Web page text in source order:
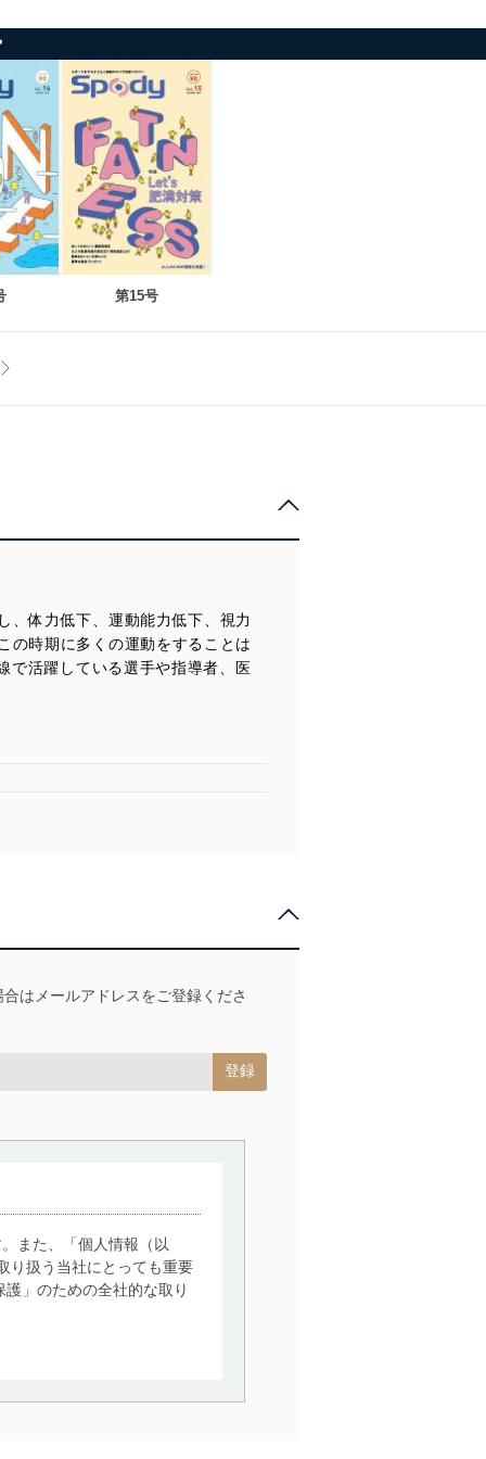
第15号
、体力低下、運動能力低下、視力
の時期に多くの運動をすることは
で活躍している選手や指導者、医
はメールアドレスをご登録くださ
また、「個人情報（以
り扱う当社にとっても重要
」のための全社的な取り
用目的の達成に必要な範